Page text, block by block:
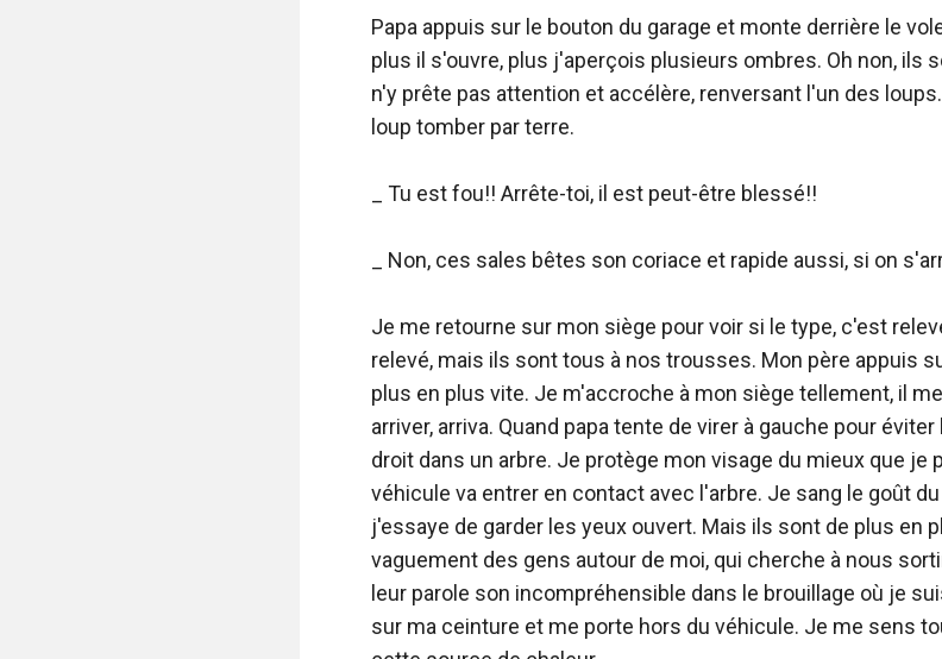
Papa appuis sur le bouton du garage et monte derrière le
plus il s'ouvre, plus j'aperçois plusieurs ombres. Oh non, ils
n'y prête pas attention et accélère, renversant l'un des
loup tomber par terre.
_ Tu est fou!! Arrête-toi, il est peut-être blessé!!
_ Non, ces sales bêtes son coriace et rapide aussi, si on
Je me retourne sur mon siège pour voir si le type, c'est
relevé, mais ils sont tous à nos trousses. Mon père appuis
plus en plus vite. Je m'accroche à mon siège tellement, il
arriver, arriva. Quand papa tente de virer à gauche pour
droit dans un arbre. Je protège mon visage du mieux que je
véhicule va entrer en contact avec l'arbre. Je sang le goût
j'essaye de garder les yeux ouvert. Mais ils sont de plus en
vaguement des gens autour de moi, qui cherche à nous
leur parole son incompréhensible dans le brouillage où je
sur ma ceinture et me porte hors du véhicule. Je me sens